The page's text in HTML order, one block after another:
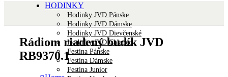
HODINKY
Hodinky JVD Pánske
Hodinky JVD Dámske
Hodinky JVD Dievčenské
Hodinky JVD Chlapec
Festina Pánske
Festina Dámske
Festina Junior
Rádiom riadený budík JVD
RB9370.1